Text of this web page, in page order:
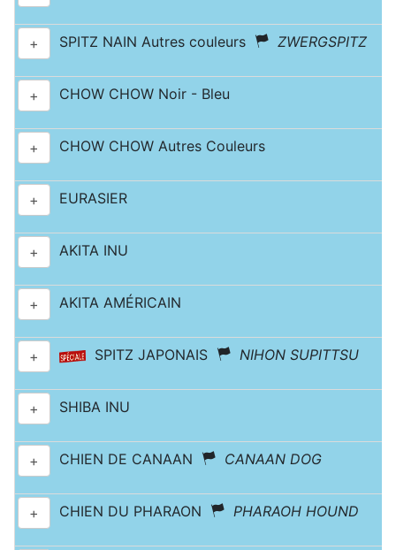
+ SPITZ NAIN Autres couleurs ZWERGSPITZ
+ CHOW CHOW Noir - Bleu
+ CHOW CHOW Autres Couleurs
+ EURASIER
+ AKITA INU
+ AKITA AMÉRICAIN
+ SPITZ JAPONAIS NIHON SUPITTSU
+ SHIBA INU
+ CHIEN DE CANAAN CANAAN DOG
+ CHIEN DU PHARAON PHARAOH HOUND